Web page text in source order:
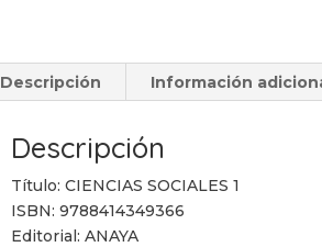
Descripción Información
Descripción
Título: CIENCIAS SOCIALES 1
ISBN: 9788414349366
Editorial: ANAYA